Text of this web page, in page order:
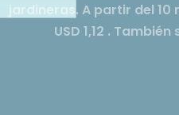
jardineras. A partir del 10
USD 1,12 .